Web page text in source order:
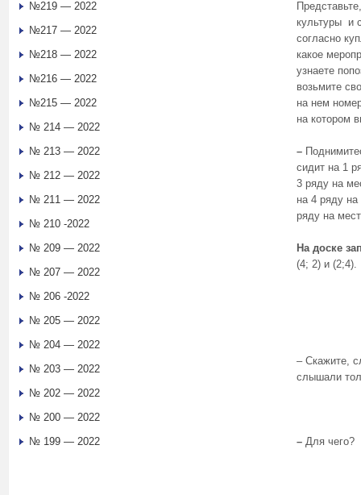
культуры и
согласно
какое
узнаете
возьмите
на нем
на котором
–
сидит на 1
3 ряду на
на 4 ряду
ряду на
На доске
(4; 2) и (2;4).
– Скажите,
слышали
– Для чего?
№219 — 2022
№217 — 2022
№218 — 2022
№216 — 2022
№215 — 2022
№ 214 — 2022
№ 213 — 2022
№ 212 — 2022
№ 211 — 2022
№ 210 -2022
№ 209 — 2022
№ 207 — 2022
№ 206 -2022
№ 205 — 2022
№ 204 — 2022
№ 203 — 2022
№ 202 — 2022
№ 200 — 2022
№ 199 — 2022